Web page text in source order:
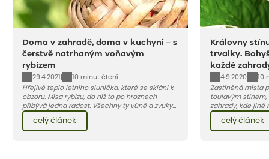
Doma v zahradě, doma v kuchyni – s
čerstvě natrhaným voňavým
rybízem
29.4.2021
10 minut čtení
Hřejivé teplo letního sluníčka, které se sklání k
obzoru. Mísa rybízu, do níž to po hroznech
přibývá jedna radost. Všechny ty vůně a zvuky
červencové zahrady. Sklizeň rybízu do kuchyně
vnese neuvěřitelný klid a radost. A taky trochu
bezstarostnosti dětství při mlsání babiččina
celý článek
Královny
trvalky.
každé
4.9.2020
10
Zastíněná místa
toulavým stínem,
zahrady, kde jiné
vše jsou lokality,
doporučíme dvě
okrasných
celý článek